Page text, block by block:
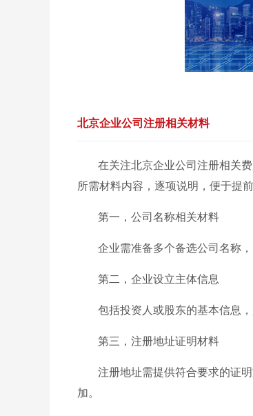
北京企业公司注册相关材料
在关注北京企业公司注册相关
所需材料内容，逐项说明，便于提前
第一，公司名称相关材料
企业需准备多个备选公司名称
第二，企业设立主体信息
包括投资人或股东的基本信息
第三，注册地址证明材料
注册地址需提供符合要求的证
加。